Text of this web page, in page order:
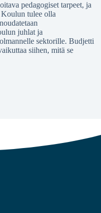
pedagogiset tarpeet, ja
tulee olla
juhlat ja
sektorille. Budjetti
siihen, mitä se